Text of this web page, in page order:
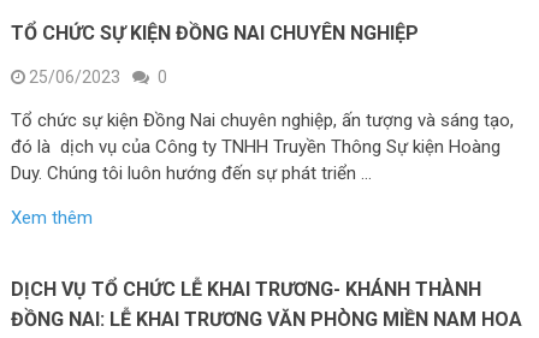
TỔ CHỨC SỰ KIỆN ĐỒNG NAI CHUYÊN NGHIỆP
25/06/2023 0
Tổ chức sự kiện Đồng Nai chuyên nghiệp, ấn tượng và sáng tạo,
đó là dịch vụ của Công ty TNHH Truyền Thông Sự kiện Hoàng
Duy. Chúng tôi luôn hướng đến sự phát triển …
Xem thêm
DỊCH VỤ TỔ CHỨC LỄ KHAI TRƯƠNG- KHÁNH THÀNH
ĐỒNG NAI: LỄ KHAI TRƯƠNG VĂN PHÒNG MIỀN NAM HOA